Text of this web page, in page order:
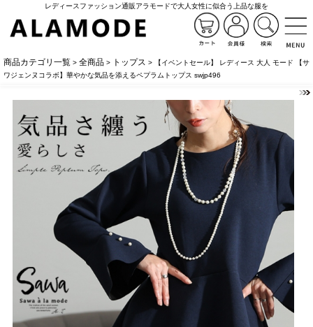
レディースファッション通販アラモードで大人女性に似合う上品な服を
商品カテゴリ一覧 > 全商品 > トップス > 【イベントセール】 レディース 大人 モード 【サ
ワジェンヌコラボ】華やかな気品を添えるペプラムトップス swjp496